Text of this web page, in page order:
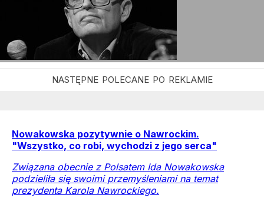
Nowakowska pozytywnie o Nawrockim.
"Wszystko, co robi, wychodzi z jego serca"
Związana obecnie z Polsatem Ida Nowakowska
podzieliła się swoimi przemyśleniami na temat
prezydenta Karola Nawrockiego.